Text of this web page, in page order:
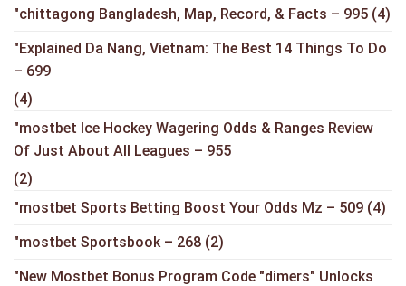
"chittagong Bangladesh, Map, Record, & Facts – 995 (4)
"Explained Da Nang, Vietnam: The Best 14 Things To Do
– 699
(4)
"mostbet Ice Hockey Wagering Odds & Ranges Review
Of Just About All Leagues – 955
(2)
"mostbet Sports Betting Boost Your Odds Mz – 509 (4)
"mostbet Sportsbook – 268 (2)
"New Mostbet Bonus Program Code "dimers" Unlocks